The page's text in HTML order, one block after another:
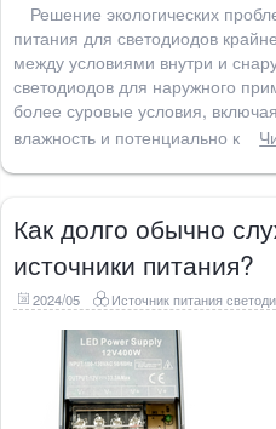
Решение экологических
питания для светодиодов
между условиями внутри и
светодиодов для наружного
более суровые условия,
влажность и потенциально к
Как долго обычно
источники питания?
2024/05 Источник питания